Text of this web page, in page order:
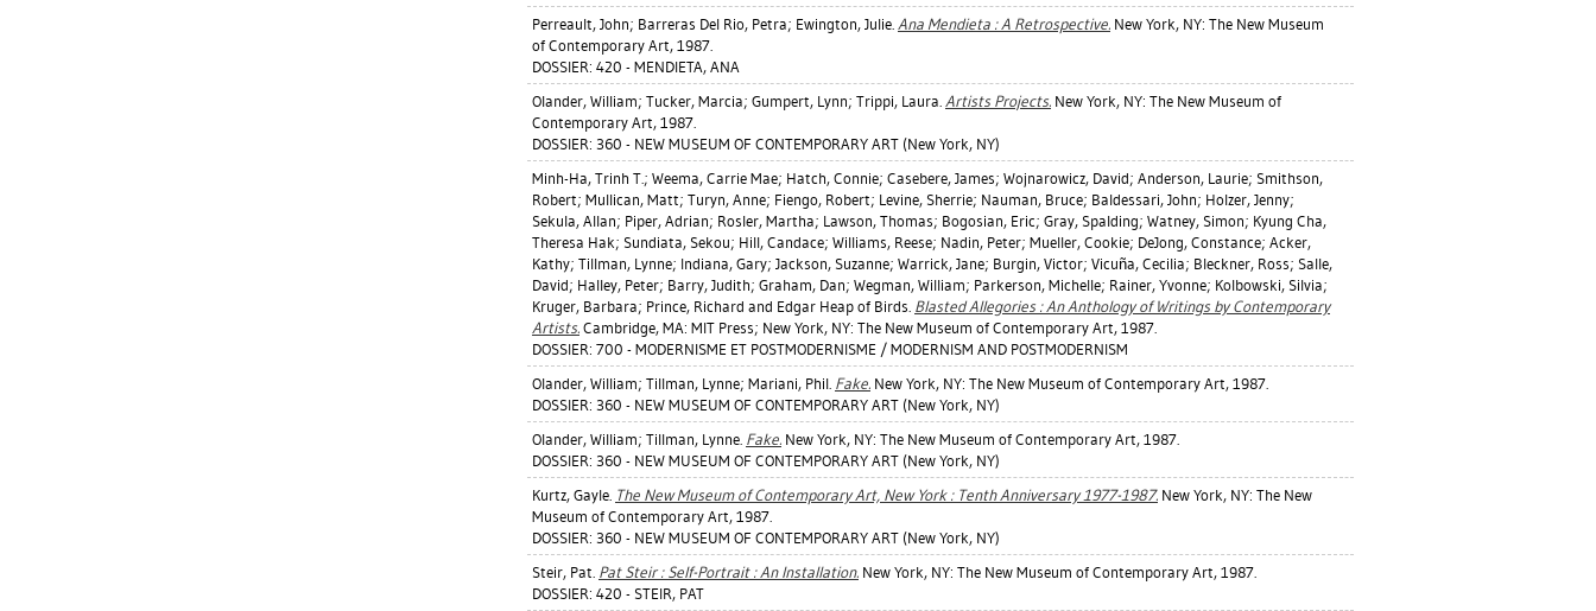
Perreault, John; Barreras Del Rio, Petra; Ewington, Julie. Ana Mendieta : A Retrospective. New York, NY: The New Museum
of Contemporary Art, 1987.
DOSSIER: 420 - MENDIETA, ANA
Olander, William; Tucker, Marcia; Gumpert, Lynn; Trippi, Laura. Artists Projects. New York, NY: The New Museum of
Contemporary Art, 1987.
DOSSIER: 360 - NEW MUSEUM OF CONTEMPORARY ART (New York, NY)
Minh-Ha, Trinh T.; Weema, Carrie Mae; Hatch, Connie; Casebere, James; Wojnarowicz, David; Anderson, Laurie; Smithson,
Robert; Mullican, Matt; Turyn, Anne; Fiengo, Robert; Levine, Sherrie; Nauman, Bruce; Baldessari, John; Holzer, Jenny;
Sekula, Allan; Piper, Adrian; Rosler, Martha; Lawson, Thomas; Bogosian, Eric; Gray, Spalding; Watney, Simon; Kyung Cha,
Theresa Hak; Sundiata, Sekou; Hill, Candace; Williams, Reese; Nadin, Peter; Mueller, Cookie; DeJong, Constance; Acker,
Kathy; Tillman, Lynne; Indiana, Gary; Jackson, Suzanne; Warrick, Jane; Burgin, Victor; Vicuña, Cecilia; Bleckner, Ross; Salle,
David; Halley, Peter; Barry, Judith; Graham, Dan; Wegman, William; Parkerson, Michelle; Rainer, Yvonne; Kolbowski, Silvia;
Kruger, Barbara; Prince, Richard and Edgar Heap of Birds. Blasted Allegories : An Anthology of Writings by Contemporary
Artists. Cambridge, MA: MIT Press; New York, NY: The New Museum of Contemporary Art, 1987.
DOSSIER: 700 - MODERNISME ET POSTMODERNISME / MODERNISM AND POSTMODERNISM
Olander, William; Tillman, Lynne; Mariani, Phil. Fake. New York, NY: The New Museum of Contemporary Art, 1987.
DOSSIER: 360 - NEW MUSEUM OF CONTEMPORARY ART (New York, NY)
Olander, William; Tillman, Lynne. Fake. New York, NY: The New Museum of Contemporary Art, 1987.
DOSSIER: 360 - NEW MUSEUM OF CONTEMPORARY ART (New York, NY)
Kurtz, Gayle. The New Museum of Contemporary Art, New York : Tenth Anniversary 1977-1987. New York, NY: The New
Museum of Contemporary Art, 1987.
DOSSIER: 360 - NEW MUSEUM OF CONTEMPORARY ART (New York, NY)
Steir, Pat. Pat Steir : Self-Portrait : An Installation. New York, NY: The New Museum of Contemporary Art, 1987.
DOSSIER: 420 - STEIR, PAT